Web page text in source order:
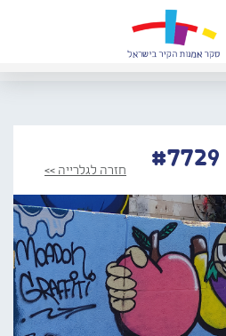
חזרה לגלרייה >>